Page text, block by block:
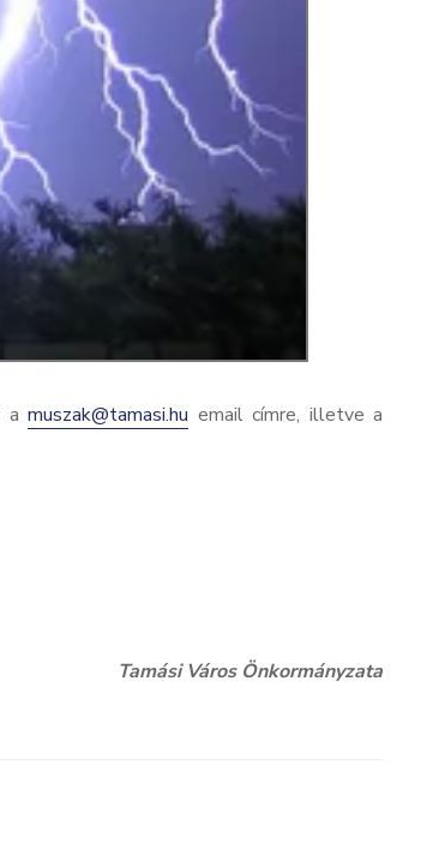
amuszak@tamasi.hu email címre, illetve a
Tamási Város Önkormányzata